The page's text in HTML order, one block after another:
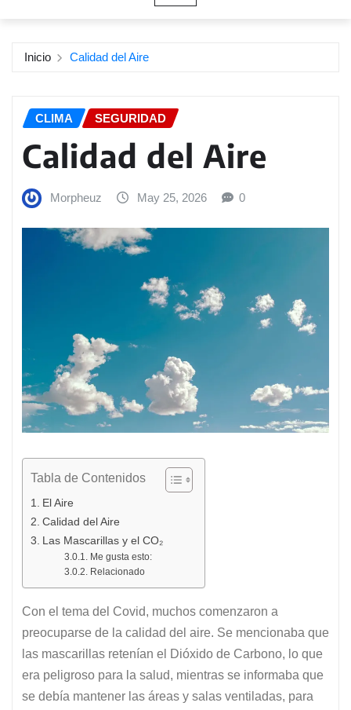
Inicio Calidad del Aire
CLIMA SEGURIDAD
Calidad del Aire
Morpheuz May 25, 2026 0
Tabla de Contenidos
El Aire
Calidad del Aire
Las Mascarillas y el CO₂
Me gusta esto:
Relacionado
Con el tema del Covid, muchos comenzaron a
preocuparse de la calidad del aire. Se mencionaba que
las mascarillas retenían el Dióxido de Carbono, lo que
era peligroso para la salud, mientras se informaba que
se debía mantener las áreas y salas ventiladas, para